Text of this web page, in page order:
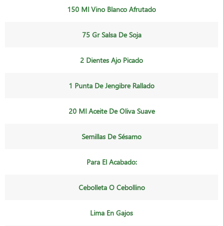
150 Ml Vino Blanco Afrutado
75 Gr Salsa De Soja
2 Dientes Ajo Picado
1 Punta De Jengibre Rallado
20 Ml Aceite De Oliva Suave
Semillas De Sésamo
Para El Acabado:
Cebolleta O Cebollino
Lima En Gajos